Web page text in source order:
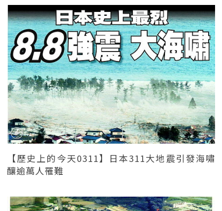
【歷史上的今天0311】日本311大地震引發海嘯
釀逾萬人罹難